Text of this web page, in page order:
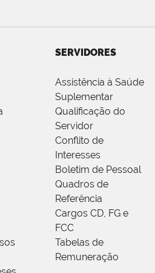
SERVIDORES
Assistência à Saúde
Suplementar
Qualificação do
Servidor
Conflito de
Interesses
Boletim de Pessoal
Quadros de
Referência
Cargos CD, FG e
FCC
Tabelas de
Remuneração